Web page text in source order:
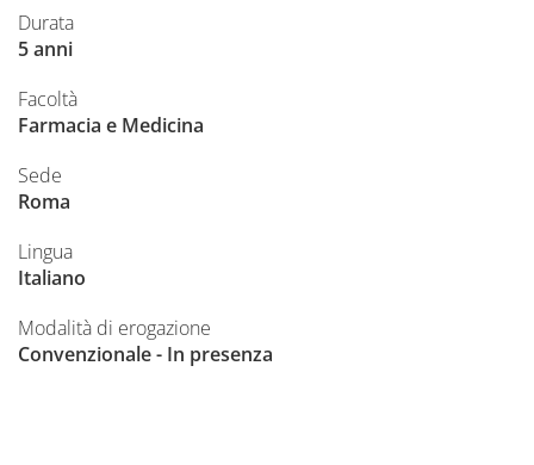
Durata
5 anni
Facoltà
Farmacia e Medicina
Sede
Roma
Lingua
Italiano
Modalità di erogazione
Convenzionale - In presenza